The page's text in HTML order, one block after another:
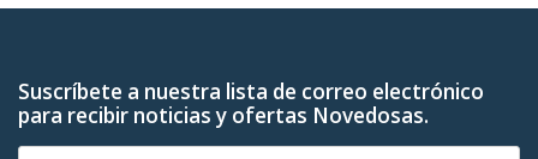
Suscríbete a nuestra lista de correo electrónico
para recibir noticias y ofertas Novedosas.